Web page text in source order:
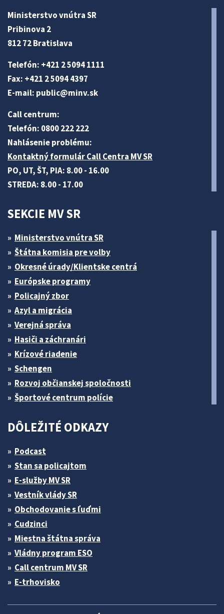
Ministerstvo vnútra SR
Pribinova 2
812 72 Bratislava
Telefón: +421 2 5094 1111
Fax: +421 2 5094 4397
E-mail: public@minv.sk
Call centrum:
Telefón: 0800 222 222
Nahlásenie problému:
Kontaktný formulár Call Centra MV SR
PO, UT, ŠT, PIA: 8.00 - 16.00
STREDA: 8.00 - 17.00
SEKCIE MV SR
Ministerstvo vnútra SR
Štátna komisia pre volby
Okresné úrady/Klientske centrá
Európske programy
Policajný zbor
Azyl a migrácia
Verejná správa
Hasiči a záchranári
Krízové riadenie
Schengen
Rozvoj občianskej spoločnosti
Športové centrum polície
DÔLEŽITÉ ODKAZY
Podcast
Stan sa policajtom
E-služby MV SR
Vestník vlády SR
Obchodovanie s ľuďmi
Cudzinci
Miestna štátna správa
Vládny program ESO
Call centrum MV SR
E-trhovisko